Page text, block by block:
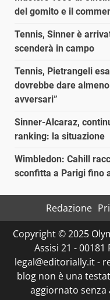
del gomito e il
Tennis, Sinner è
scenderà in campo
Tennis, Pietrangeli
dovrebbe dare
avversari”
Sinner-Alcaraz,
ranking: la situazione
Wimbledon: Cahill
sconfitta a Parigi fino
Redazione
Copyright © 2025
Assisi 21 - 00181
legal@editorially.it -
blog non è una
aggiornato